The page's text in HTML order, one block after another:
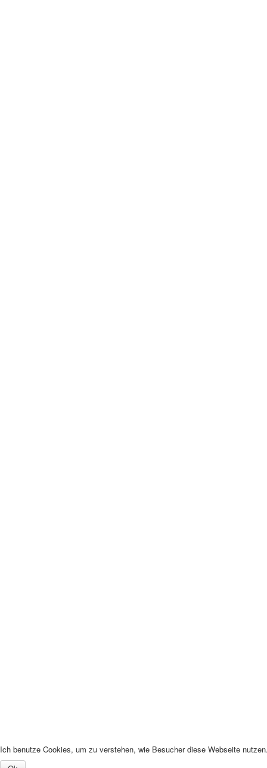
Ich benutze Cookies, um zu verstehen, wie Besucher diese Webseite